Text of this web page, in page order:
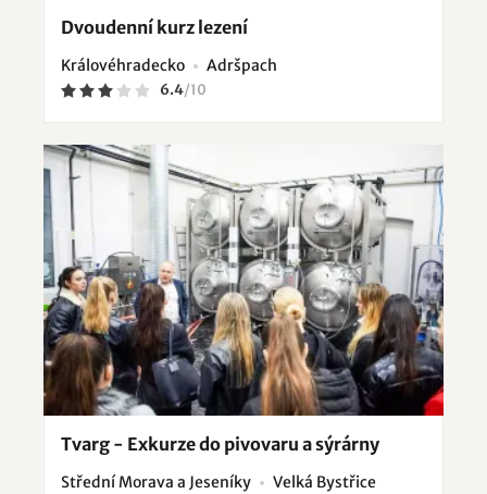
Dvoudenní kurz lezení
Královéhradecko Adršpach
6.4/10
Tvarg - Exkurze do pivovaru a sýrárny
Střední Morava a Jeseníky Velká Bystřice